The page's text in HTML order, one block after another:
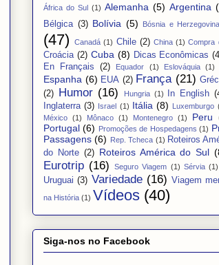
África do Sul (1) Alemanha (5) Argentina
Bélgica (3) Bolívia (5) Bósnia e Herzegovina
(47)
Canadá (1) Chile (2) China (1) Compra
Croácia (2) Cuba (8) Dicas Econômicas
En Français (2) Equador (1) Eslováquia (1)
Espanha (6) EUA (2) França (21)
(2) Humor (16) Hungria (1) In English
Inglaterra (3) Israel (1) Itália (8) Luxemburgo
México (1) Mônaco (1) Montenegro (1) Peru
Portugal (6) Promoções de Hospedagens (1)
Passagens (6) Rep. Tcheca (1) Roteiros
do Norte (2) Roteiros América do Sul
Eurotrip (16) Seguro Viagem (1) Sérvia (1)
Uruguai (3) Variedade (16) Viagem
na História (1) Vídeos (40)
Siga-nos no Facebook